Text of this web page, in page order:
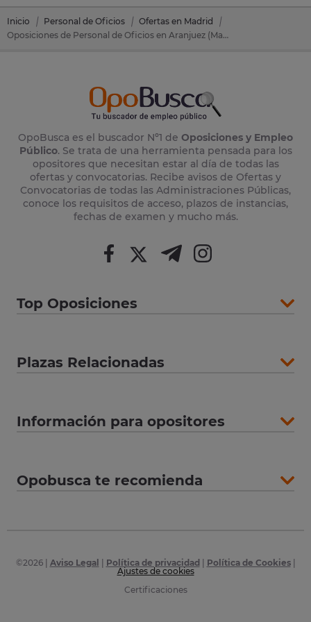
Inicio Personal de Oficios
Ofertas en Madrid
Oposiciones de Personal de Oficios en Aranjuez (Madrid)
OpoBusca es el buscador Nº1 de Oposiciones y Empleo
Público. Se trata de una herramienta pensada para los
opositores que necesitan estar al día de todas las
ofertas y convocatorias. Recibe avisos de Ofertas y
Convocatorias de todas las Administraciones Públicas,
conoce los requisitos de acceso, plazos de instancias,
fechas de examen y mucho más.
Top Oposiciones
Plazas Relacionadas
Información para opositores
Opobusca te recomienda
©2026| Aviso Legal Política de privacidad Política de Cookies|
Ajustes de cookies
Certificaciones